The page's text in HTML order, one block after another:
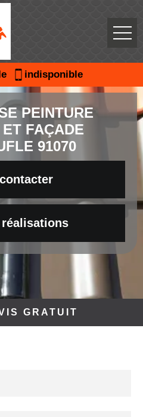
indisponible
PEINTURE
FAÇADE
91070
GRATUIT